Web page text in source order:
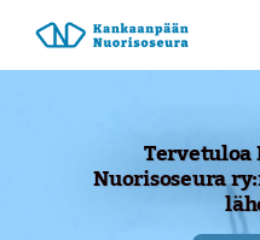
Siirry
sivun
sisältöön
Kankaanpään Nuorisoseura
Nuorisoseura